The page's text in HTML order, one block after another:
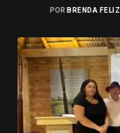
POR BRENDA FELIZ